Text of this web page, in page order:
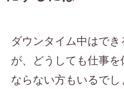
ダウンタイム中はで
が、どうしても仕事
ならない方もいるで